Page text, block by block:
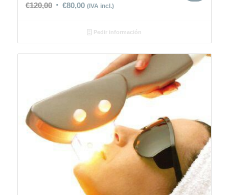
€120,00 €80,00 (IVA incl.)
Pedir información